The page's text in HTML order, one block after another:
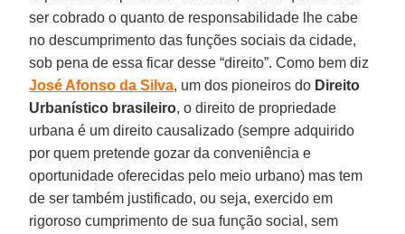
ser cobrado o quanto de responsabilidade lhe cabe
no descumprimento das funções sociais da cidade,
sob pena de essa ficar desse “direito”. Como bem diz
José Afonso da Silva, um dos pioneiros do Direito
Urbanístico brasileiro, o direito de propriedade
urbana é um direito causalizado (sempre adquirido
por quem pretende gozar da conveniência e
oportunidade oferecidas pelo meio urbano) mas tem
de ser também justificado, ou seja, exercido em
rigoroso cumprimento de sua função social, sem